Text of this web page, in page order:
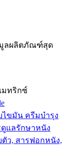
มูลผลิตภัณฑ์สุด
มทริกซ์
ไขมัน ครีมบำรุง
ดูแลรักษาหนัง
ตัว, สารฟอกหนัง,